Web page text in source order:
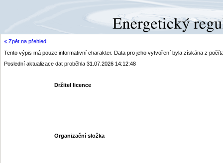
« Zpět na přehled
Tento výpis má pouze informativní charakter. Data pro jeho vytvoření byla získána z
Poslední aktualizace dat proběhla 31.07.2026 14:12:48
Držitel licence
Organizační složka